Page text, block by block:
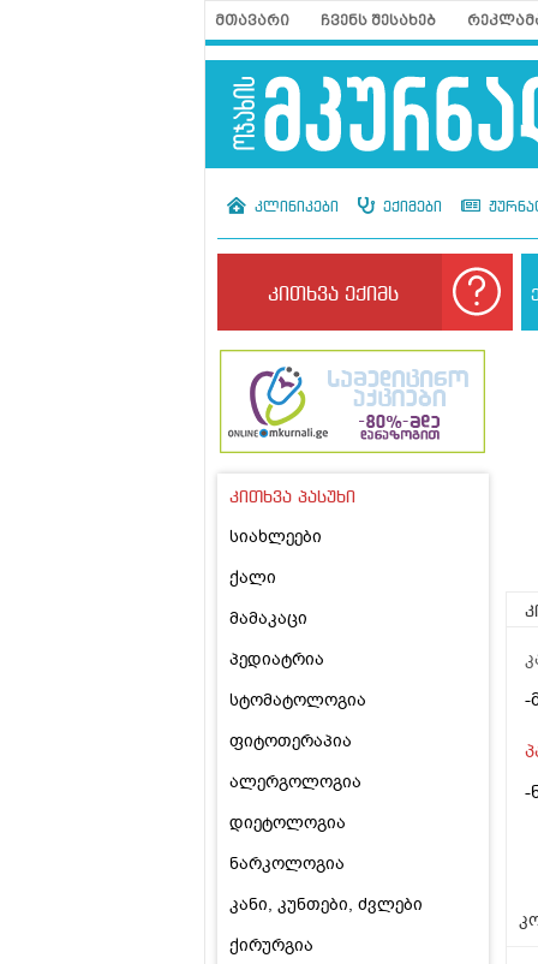
მთავარი ჩვენს შესახებ
კლინიკები ექიმები
კითხვა ექიმს
კითხვა პასუხი
სიახლეები
ქალი
მამაკაცი
პედიატრია
სტომატოლოგია
ფიტოთერაპია
ალერგოლოგია
დიეტოლოგია
ნარკოლოგია
კანი, კუნთები, ძვლები
ქირურგია
-
-